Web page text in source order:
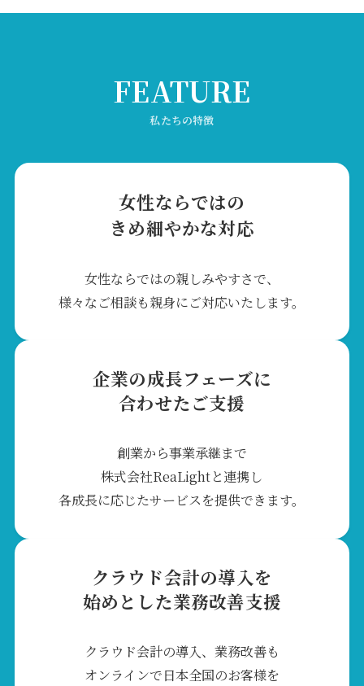
FEATURE
私たちの特徴
女性ならではの
きめ細やかな対応
女性ならではの親しみやすさで、
様々なご相談も親身にご対応いたします。
企業の成長フェーズに
合わせたご支援
創業から事業承継まで
株式会社ReaLightと連携し
各成長に応じたサービスを提供できます。
クラウド会計の導入を
始めとした業務改善支援
クラウド会計の導入、業務改善も
オンラインで日本全国のお客様を